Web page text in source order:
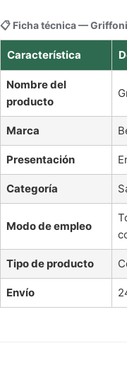
📋 Ficha técnica —
Característica
Nombre del
producto
Marca
Presentación
Categoría
Modo de empleo
Tipo de producto
Envío